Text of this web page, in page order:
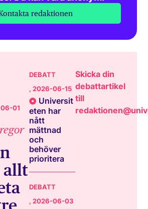
redaktionen
01
allt
DEBATT
, 2026-06-15
Universit
eten har
nått
mättnad
och
behöver
prioritera
DEBATT
, 2026-06-03
Skicka din
debattartikel
till